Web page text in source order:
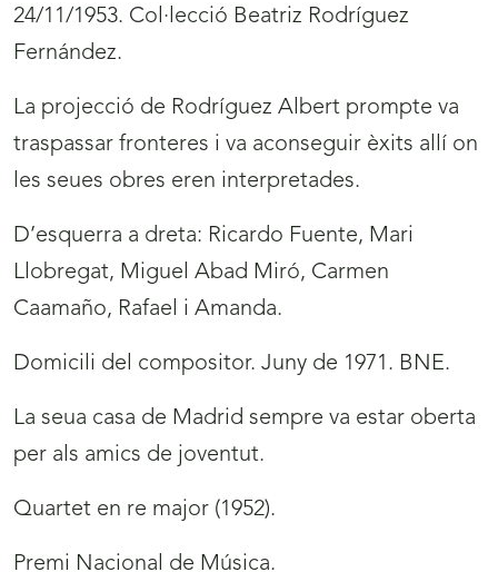
24/11/1953. Col·lecció Beatriz Rodríguez
Fernández.
La projecció de Rodríguez Albert prompte va
traspassar fronteres i va aconseguir èxits allí on
les seues obres eren interpretades.
D’esquerra a dreta: Ricardo Fuente, Mari
Llobregat, Miguel Abad Miró, Carmen
Caamaño, Rafael i Amanda.
Domicili del compositor. Juny de 1971. BNE.
La seua casa de Madrid sempre va estar oberta
per als amics de joventut.
Quartet en re major (1952).
Premi Nacional de Música.